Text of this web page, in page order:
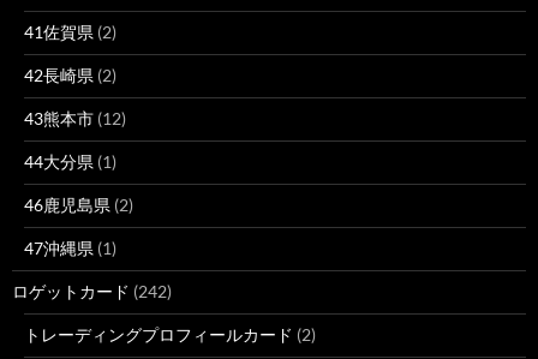
41佐賀県 (2)
42長崎県 (2)
43熊本市 (12)
44大分県 (1)
46鹿児島県 (2)
47沖縄県 (1)
ロゲットカード (242)
トレーディングプロフィールカード (2)